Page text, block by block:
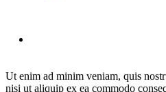
Ut enim ad minim veniam, quis
nisi ut aliquip ex ea commodo